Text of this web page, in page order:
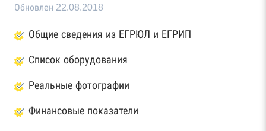
Обновлен 22.08.2018
Общие сведения из ЕГРЮЛ и ЕГРИП
Список оборудования
Реальные фотографии
Финансовые показатели